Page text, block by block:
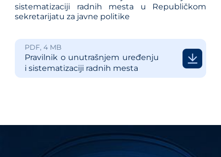
sistematizaciji radnih mesta u Republičkom
sekretarijatu za javne politike
PDF, 4 MB
Pravilnik o unutrašnjem uređenju
i sistematizaciji radnih mesta